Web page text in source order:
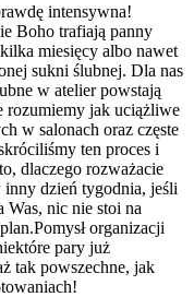
intensywna!
Boho trafiają panny
miesięcy albo nawet
sukni ślubnej. Dla nas
w atelier powstają
rozumiemy jak uciążliwe
w salonach oraz częste
ten proces i
dlaczego rozważacie
dzień tygodnia, jeśli
Was, nic nie stoi na
organizacji
pary już
tak powszechne, jak